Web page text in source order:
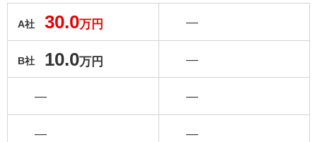
A社 30.0万円
B社 10.0万円
―
―
―
―
―
―